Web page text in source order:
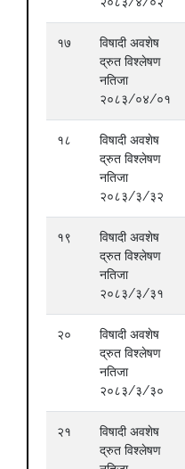
१७
विषादी अवशेष
द्रुत विश्लेषण
नतिजा
२०८३/०४/०१
१८
विषादी अवशेष
द्रुत विश्लेषण
नतिजा
२०८३/३/३२
१९
विषादी अवशेष
द्रुत विश्लेषण
नतिजा
२०८३/३/३१
२०
विषादी अवशेष
द्रुत विश्लेषण
नतिजा
२०८३/३/३०
२१
विषादी अवशेष
द्रुत विश्लेषण